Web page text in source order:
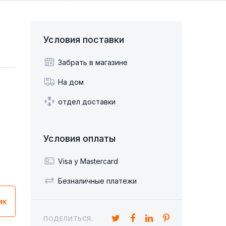
Диван кровать система
Sillón Cama 1 plaza
Условия поставки
Забрать в магазине
На дом
отдел доставки
Условия оплаты
Visa y Mastercard
Безналичные платежи
ПОДЕЛИТЬСЯ: